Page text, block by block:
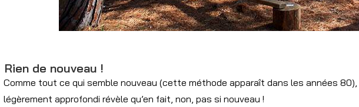
Rien de nouveau !
Comme tout ce qui semble nouveau (cette méthode apparaît dans les années 80),
légèrement approfondi révèle qu’en fait, non, pas si nouveau !